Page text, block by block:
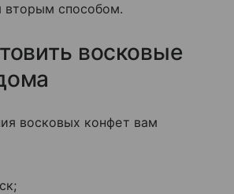
вторым способом.
восковые
восковых конфет вам